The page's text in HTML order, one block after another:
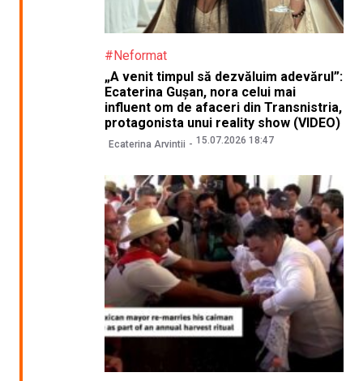
#Neformat
„A venit timpul să dezvăluim adevărul”:
Ecaterina Gușan, nora celui mai
influent om de afaceri din Transnistria,
protagonista unui reality show (VIDEO)
Ecaterina Arvintii 15.07.2026 18:47